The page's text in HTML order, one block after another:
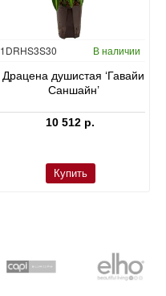
Гидропоника
1DRHS3S30 В наличии
Драцена душистая ‘Гавайи
Саншайн’
10 512 р.
Купить